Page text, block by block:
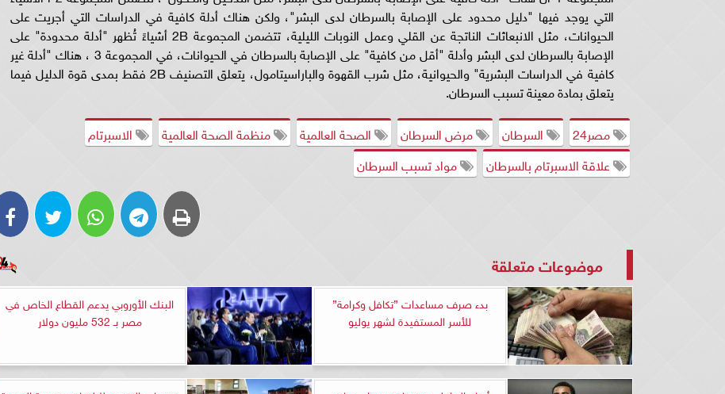
التي يوجد فيها "دليل محدود على الإصابة بالسرطان لدى البشر"، ولكن هناك أدلة كافية في الدراسات التي أجريت على
الحيوانات، مثل الانبعاثات الناتجة عن القلي وعمل النوبات الليلية، تتضمن المجموعة 2B أشياءً تُظهر "أدلة محدودة" على
الإصابة بالسرطان لدى البشر وأدلة "أقل من كافية" على الإصابة بالسرطان في الحيوانات، في المجموعة 3 ، هناك "أدلة غير
كافية في الدراسات البشرية" والحيوانية، مثل شرب القهوة والباراسيتامول، يتعلق التصنيف 2B فقط بمدى قوة الدليل فيما
يتعلق بمادة معينة تسبب السرطان.
مصر24
السرطان مرض السرطان الصحة العالمية منظمة الصحة العالمية
الاسبرتام
علاقة الاسبرتام بالسرطان
مواد تسبب السرطان
موضوعات متعلقة
بدء صرف مساعدات ”تكافل وكرامة”
للأسر المستفيدة لشهر يوليو
البنك الأوروبي يدعم القطاع الخاص في
مصر بـ 532 مليون دولار